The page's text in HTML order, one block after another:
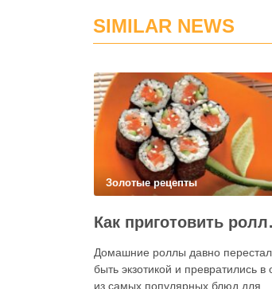
SIMILAR NEWS
Золотые рецепты
Как
Домашние роллы давно
быть экзотикой и превратились в
из самых популярных блюд для